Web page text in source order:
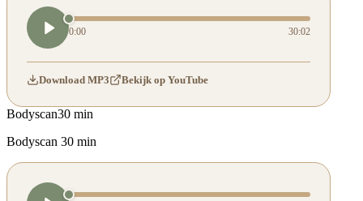
0:00 30:02
Download MP3 Bekijk op YouTube
Bodyscan30 min
Bodyscan 30 min